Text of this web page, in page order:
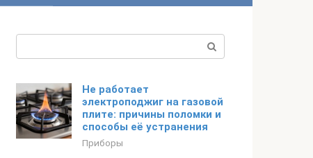
Не работает
электроподжиг на газовой
плите: причины поломки и
способы её устранения
Приборы